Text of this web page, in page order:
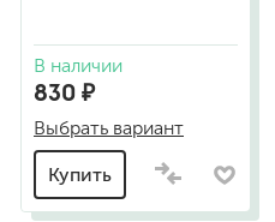
В наличии
830 ₽
Выбрать вариант
Купить